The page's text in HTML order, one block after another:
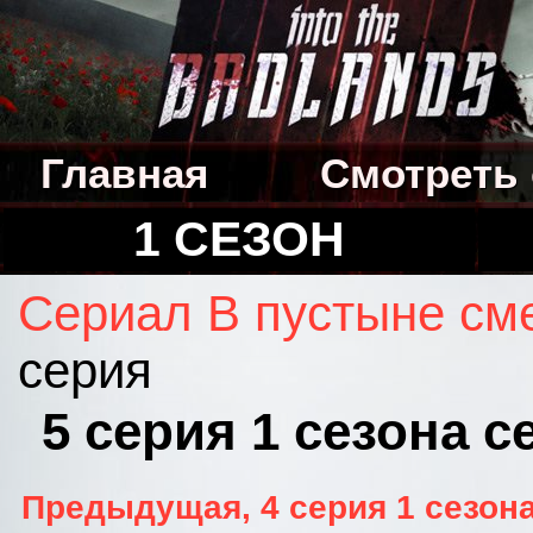
Главная Смотреть
1 СЕЗОН
Сериал В пустыне
серия
5 серия 1 сезона
Предыдущая, 4 серия 1